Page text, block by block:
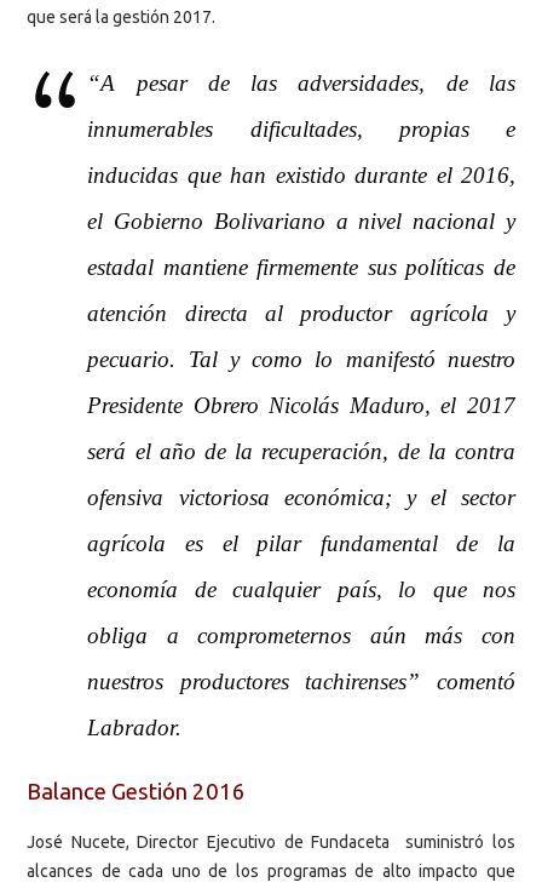
que será la gestión 2017.
“A pesar de las adversidades, de las
innumerables dificultades, propias e
inducidas que han existido durante el 2016,
el Gobierno Bolivariano a nivel nacional y
estadal mantiene firmemente sus políticas de
atención directa al productor agrícola y
pecuario. Tal y como lo manifestó nuestro
Presidente Obrero Nicolás Maduro, el 2017
será el año de la recuperación, de la contra
ofensiva victoriosa económica; y el sector
agrícola es el pilar fundamental de la
economía de cualquier país, lo que nos
obliga a comprometernos aún más con
nuestros productores tachirenses” comentó
Labrador.
Balance Gestión 2016
José Nucete, Director Ejecutivo de Fundaceta suministró los
alcances de cada uno de los programas de alto impacto que